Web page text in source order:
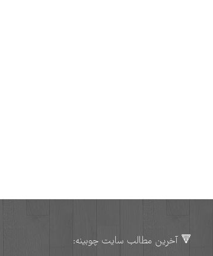
🔻 آخرین مطالب سایت چوبینه: